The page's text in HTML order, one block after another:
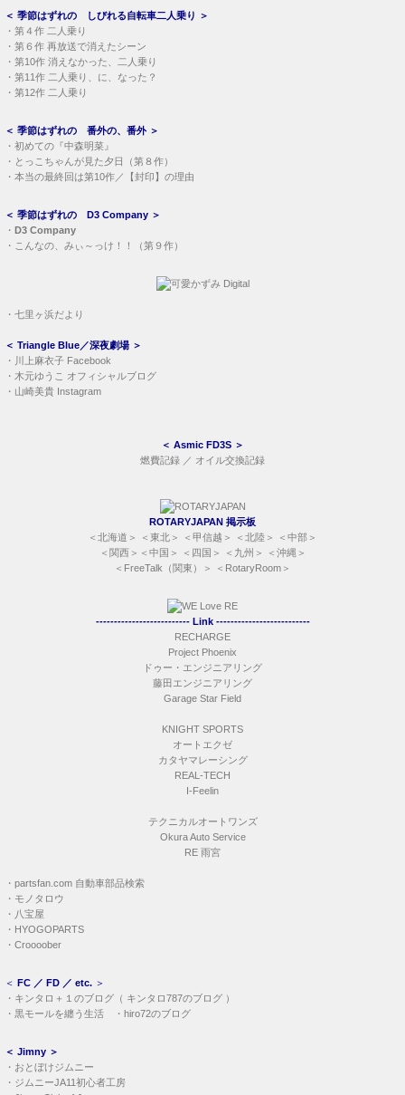
＜ 季節はずれの しびれる自転車二人乗り ＞
・ 第４作 二人乗り
・ 第６作 再放送で消えたシーン
・ 第10作 消えなかった、二人乗り
・ 第11作 二人乗り、に、なった？
・ 第12作 二人乗り
＜ 季節はずれの 番外の、番外＞
・ 初めての『中森明菜』
・ とっこちゃんが見た夕日（第８作）
・ 本当の最終回は第10作／【封印】の理由
＜ 季節はずれの D3 Company ＞
・ D3 Company
・ こんなの、みぃ～っけ！！（第９作）
・ 七里ヶ浜だより
＜ Triangle Blue／深夜劇場 ＞
・
川上麻衣子 Facebook
・ 木元ゆうこ オフィシャルブログ
・ 山崎美貴 Instagram
＜ Asmic FD3S ＞
燃費記録 ／ オイル交換記録
ROTARYJAPAN 掲示板
＜ 北海道 ＞ ＜ 東北 ＞ ＜ 甲信越 ＞ ＜ 北陸 ＞ ＜ 中部 ＞
＜ 関西＞＜ 中国 ＞ ＜ 四国 ＞ ＜ 九州 ＞ ＜ 沖縄 ＞
＜ FreeTalk（関東） ＞ ＜ RotaryRoom ＞
-------------------------- Link --------------------------
RECHARGE
Project Phoenix
ドゥー・エンジニアリング
藤田エンジニアリング
Garage Star Field
KNIGHT SPORTS
オートエクゼ
カタヤマレーシング
REAL-TECH
I-Feelin
テクニカルオートワンズ
Okura Auto Service
RE 雨宮
・ partsfan.com 自動車部品検索
・ モノタロウ
・ 八宝屋
・ HYOGOPARTS
・ Croooober
＜ FC ／ FD ／ etc. ＞
・ キンタロ＋１のブログ （ キンタロ787のブログ ）
・ 黒モールを纏う生活 ・ hiro72のブログ
＜ Jimny ＞
・ おとぼけジムニー
・ ジムニーJA11初心者工房